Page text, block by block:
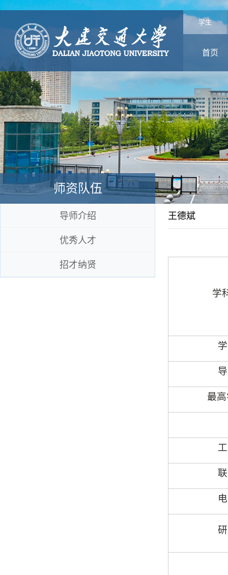
学生
首页
师资队伍
导师介绍
优秀人才
招才纳贤
王德斌
学
最